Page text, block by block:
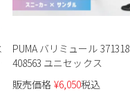
PUMA バリミュール 371318
408563 ユニセックス
販売価格 ¥6,050税込